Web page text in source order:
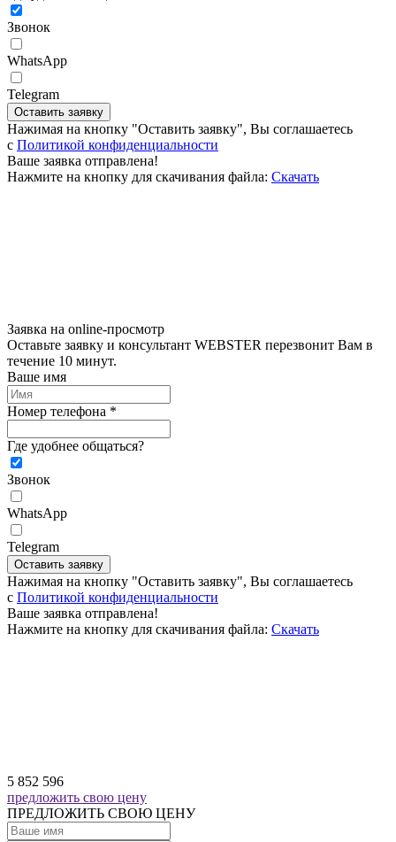
Звонок
WhatsApp
Telegram
Оставить заявку
Нажимая на кнопку "Оставить заявку", Вы соглашаетесь
c Политикой конфиденциальности
Ваше заявка отправлена!
Нажмите на кнопку для скачивания файла: Скачать
Заявка на online-просмотр
Оставьте заявку и консультант WEBSTER перезвонит Вам в
течение 10 минут.
Ваше имя
Номер телефона *
Где удобнее общаться?
Звонок
WhatsApp
Telegram
Оставить заявку
Нажимая на кнопку "Оставить заявку", Вы соглашаетесь
c Политикой конфиденциальности
Ваше заявка отправлена!
Нажмите на кнопку для скачивания файла: Скачать
5 852 596
предложить свою цену
ПРЕДЛОЖИТЬ СВОЮ ЦЕНУ